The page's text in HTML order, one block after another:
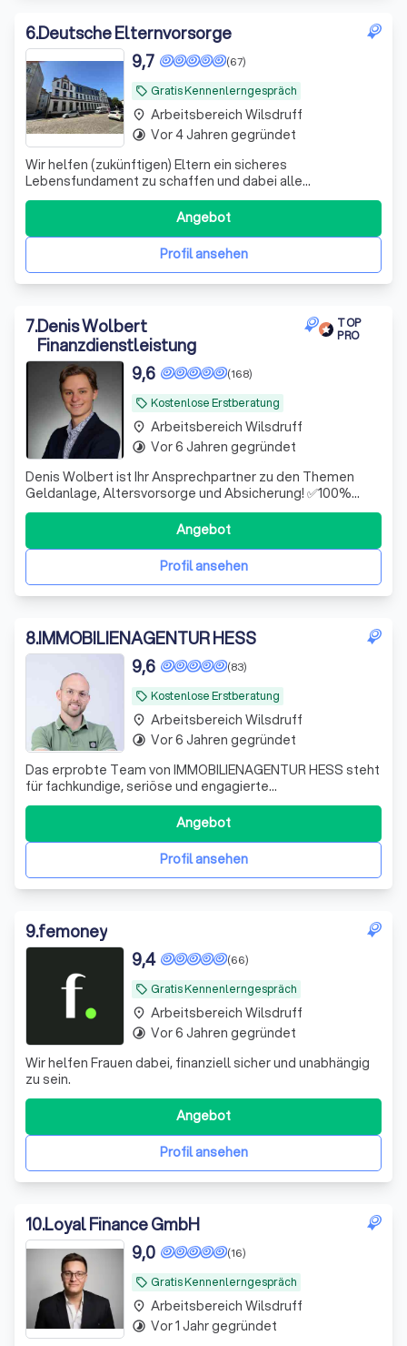
6.Deutsche Elternvorsorge
local_offer Gratis Kennenlerngespräch
(67)
9,7
Wir helfen (zukünftigen) Eltern ein sicheres
Lebensfundament zu schaffen und dabei alle
Steuervorteile zu nutzen, die dir zustehen.
Profil ansehen
Angebot
place Arbeitsbereich Wilsdruff
timelapse Vor 4 Jahren gegründet
7.Denis Wolbert
Finanzdienstleistung
TOP
PRO
local_offer Kostenlose Erstberatung
(168)
9,6
Denis Wolbert ist Ihr Ansprechpartner zu den Themen
Geldanlage, Altersvorsorge und Absicherung! ✅100%
unabhängig ✅Hohe Fachkompetenz ✅Digital & schnell
Profil ansehen
Angebot
place Arbeitsbereich Wilsdruff
timelapse Vor 6 Jahren gegründet
8.IMMOBILIENAGENTUR HESS
local_offer Kostenlose Erstberatung
(83)
9,6
Das erprobte Team von IMMOBILIENAGENTUR HESS steht
für fachkundige, seriöse und engagierte
Vermittlungsarbeit. Wir führen Verkäufer und Käufer,
Vermieter und Mieter zusammen - zum Wohle aller
Beteiligten. Hinter dem Gründer, Stanley Hess, steht ein
Team aus erfahrenen und qualifizierten Immobiliene
Profil ansehen
Angebot
place Arbeitsbereich Wilsdruff
timelapse Vor 6 Jahren gegründet
9.femoney
local_offer Gratis Kennenlerngespräch
(66)
9,4
Wir helfen Frauen dabei, finanziell sicher und unabhängig
zu sein.
Profil ansehen
Angebot
place Arbeitsbereich Wilsdruff
timelapse Vor 6 Jahren gegründet
10.Loyal Finance GmbH
local_offer Gratis Kennenlerngespräch
(16)
9,0
place Arbeitsbereich Wilsdruff
timelapse Vor 1 Jahr gegründet